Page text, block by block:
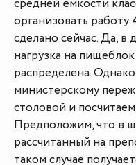
средней ёмкости
организовать работу
сделано сейчас. Да, в
нагрузка на
распределена.
министерскому
столовой и
Предположим, что в
рассчитанный на
таком случае